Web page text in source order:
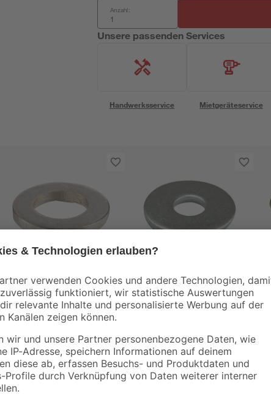
Anzahl:
Unsere passenden Services
Handwerksservice Mietgeräteservice
Suki
U-Scheiben M6
Edelstahl A4 10 Stück
4,59 €
toom
Karosseriescheiben Ø
0,36€